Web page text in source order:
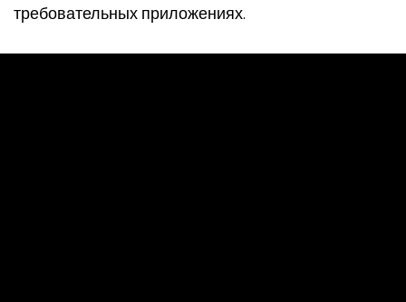
требовательных приложениях.